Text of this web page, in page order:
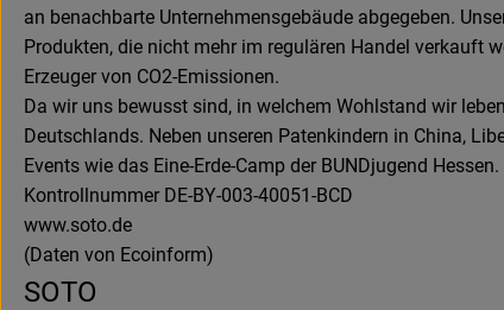
an benachbarte Unternehmensgebäude abgegeben.
Produkten, die nicht mehr im regulären Handel verkauft
Erzeuger von CO2-Emissionen.
Da wir uns bewusst sind, in welchem Wohlstand wir
Deutschlands. Neben unseren Patenkindern in China,
Events wie das Eine-Erde-Camp der BUNDjugend Hessen.
Kontrollnummer DE-BY-003-40051-BCD
www.soto.de
(Daten von Ecoinform)
SOTO